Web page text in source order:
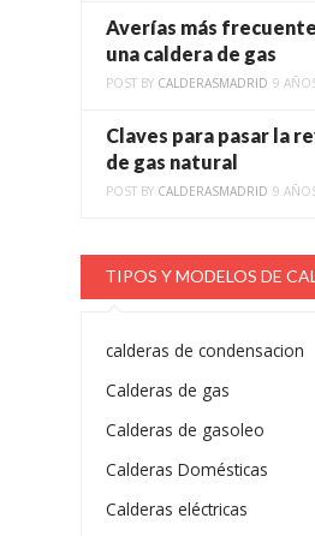
Averías más
una caldera de gas
POST BY CALDERASMADRID 9
Claves para pasar la
de gas natural
POST BY CALDERASMADRID 9
TIPOS Y MODELOS DE
calderas de condensacion
Calderas de gas
Calderas de gasoleo
Calderas Domésticas
Calderas eléctricas